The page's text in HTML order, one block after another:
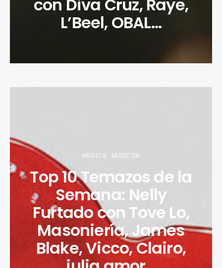
con Diva Cruz, Raye,
L’Beel, OBAL…
MÚSICA MUSICÓN
Top 10 Temazos de la
Semana: Nelly
Furtado con Tove Lo,
Masoniería, James
Blake, Vicco, Clairo,